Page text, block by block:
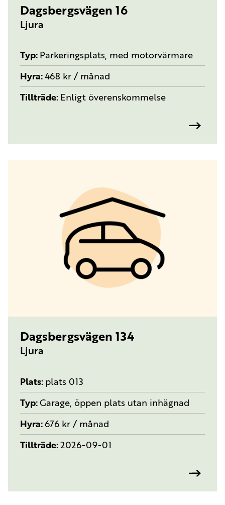
Dagsbergsvägen 16
Ljura
Typ Parkeringsplats, med motorvärmare
Hyra 468 kr / månad
Tillträde Enligt överenskommelse
Dagsbergsvägen 134
Ljura
Plats plats 013
Typ Garage, öppen plats utan inhägnad
Hyra 676 kr / månad
Tillträde 2026-09-01